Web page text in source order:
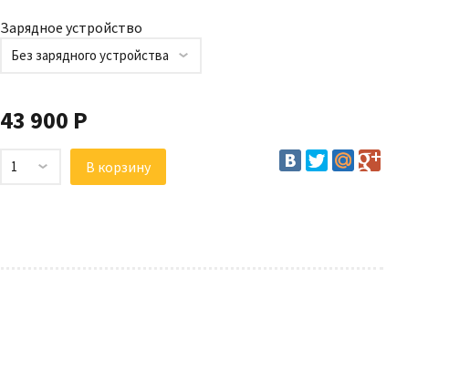
Зарядное устройство
Без зарядного устройства
43 900 Р
1